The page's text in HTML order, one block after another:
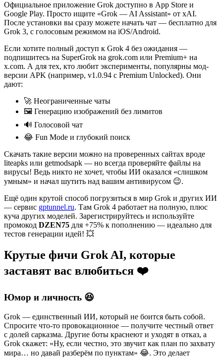
Официальное приложение Grok доступно в App Store и
Google Play. Просто ищите «Grok — AI Assistant» от xAI.
После установки вы сразу можете начать чат — бесплатно для
Grok 3, с голосовым режимом на iOS/Android.
Если хотите полный доступ к Grok 4 без ожидания —
подпишитесь на SuperGrok на grok.com или Premium+ на
x.com. А для тех, кто любит эксперименты, популярны мод-
версии APK (например, v1.0.94 с Premium Unlocked). Они
дают:
🚀 Неограниченные чаты
🖼 Генерацию изображений без лимитов
🔊 Голосовой чат
😂 Fun Mode и глубокий поиск
Скачать такие версии можно на проверенных сайтах вроде
liteapks или getmodsapk — но всегда проверяйте файлы на
вирусы! Ведь никто не хочет, чтобы ИИ оказался «слишком
умным» и начал шутить над вашим антивирусом 😉.
Ещё один крутой способ погрузиться в мир Grok и других ИИ
— сервис gptunnel.ru. Там Grok 4 работает на полную, плюс
куча других моделей. Зарегистрируйтесь и используйте
промокод DZEN75 для +75% к пополнению — идеально для
тестов генерации идей! 💥
Крутые фичи Grok AI, которые
заставят вас влюбиться ❤️
Юмор и личность 😆
Grok — единственный ИИ, который не боится быть собой.
Спросите что-то провокационное — получите честный ответ
с долей сарказма. Другие боты краснеют и уходят в отказ, а
Grok скажет: «Ну, если честно, это звучит как план по захвату
мира… но давай разберём по пунктам» 😂. Это делает